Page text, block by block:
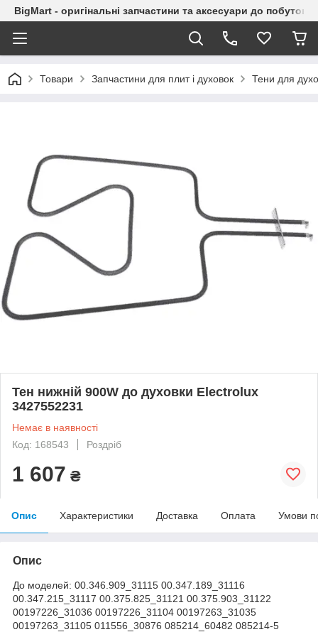
BigMart - оригінальні запчастини та аксесуари до побутової
Товари Запчастини для плит і духовок Тени для
Тен нижній 900W до духовки Electrolux
3427552231
Немає в наявності
Код: 168543
Роздріб
1 607 ₴
Опис Характеристики Доставка Оплата Умови
Опис
До моделей: 00.346.909_31115 00.347.189_31116
00.347.215_31117 00.375.825_31121 00.375.903_31122
00197226_31036 00197226_31104 00197263_31035
00197263_31105 011556_30876 085214_60482 085214-5